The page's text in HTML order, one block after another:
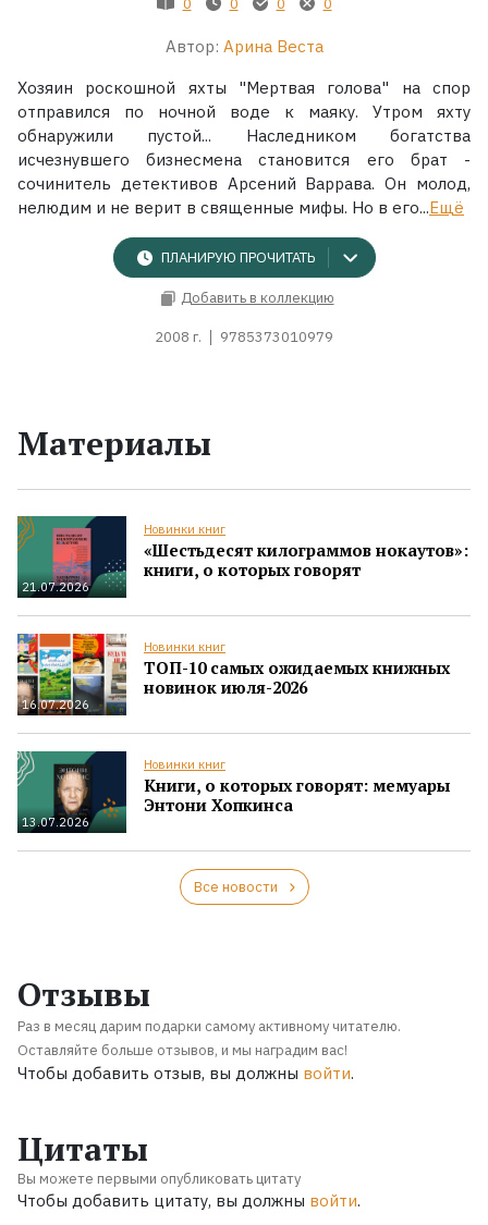
Автор: Арина Веста
Хозяин роскошной яхты "Мертвая голова" на спор
отправился по ночной воде к маяку. Утром яхту
обнаружили пустой... Наследником богатства
исчезнувшего бизнесмена становится его брат -
сочинитель детективов Арсений Варрава. Он молод,
нелюдим и не верит в священные мифы. Но в его...Ещё
ПЛАНИРУЮ ПРОЧИТАТЬ
Добавить в коллекцию
2008 г. 9785373010979
Материалы
21.07.2026
Новинки книг
«Шестьдесят килограммов нокаутов»:
книги, о которых говорят
16.07.2026
Новинки книг
ТОП-10 самых ожидаемых книжных
новинок июля-2026
13.07.2026
Новинки книг
Книги, о которых говорят: мемуары
Энтони Хопкинса
Все новости
Отзывы
Раз в месяц дарим подарки самому активному читателю.
Оставляйте больше отзывов, и мы наградим вас!
Чтобы добавить отзыв, вы должны войти.
Цитаты
Вы можете первыми опубликовать цитату
Чтобы добавить цитату, вы должны войти.